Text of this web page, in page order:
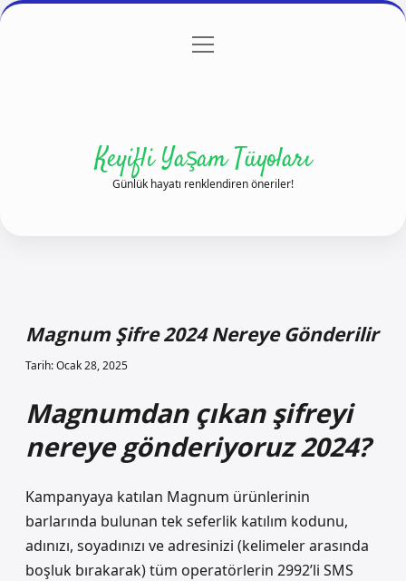
Gizlilik Politikası
menüyü
Keyifli Yaşam Tüyoları
Günlük hayatı renklendiren öneriler!
Magnum Şifre 2024 Nereye Gönderilir
Tarih: Ocak 28, 2025
Magnumdan çıkan şifreyi
nereye gönderiyoruz 2024?
Kampanyaya katılan Magnum ürünlerinin
barlarında bulunan tek seferlik katılım kodunu,
adınızı, soyadınızı ve adresinizi (kelimeler arasında
boşluk bırakarak) tüm operatörlerin 2992’li SMS